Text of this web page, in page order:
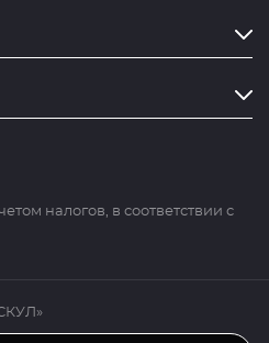
налогов, в соответствии с